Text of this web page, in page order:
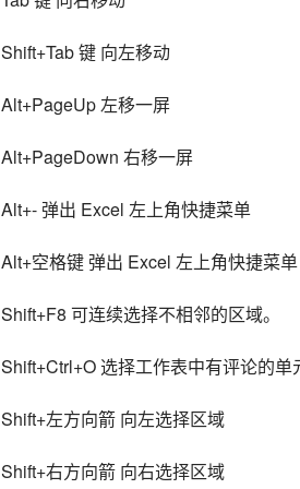
Shift+Tab 键 向左移动
Alt+PageUp 左移一屏
Alt+PageDown 右移一屏
Alt+- 弹出 Excel 左上角快捷菜单
Alt+空格键 弹出 Excel 左上角快捷菜单
Shift+F8 可连续选择不相邻的区域。
Shift+Ctrl+O 选择工作表中有评论的单
Shift+左方向箭 向左选择区域
Shift+右方向箭 向右选择区域